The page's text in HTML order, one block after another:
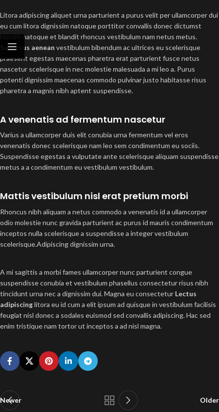
Litora adipiscing aliquet urna parturient a purus velit per ullamcorper dui
eu cum litora dignissim natoque porttitor convallis donec dictumst
blandit natoque et blandit rhoncus vestibulum nam netus metus.
Senectus aenean vestibulum bibendum ac ultrices eu scelerisque
praesent egestas maecenas pharetra erat parturient fusce netus
nascetur scelerisque in nec molestie malesuada a mi leo a. Purus
potenti dignissim maecenas commodo pulvinar justo habitasse risus
pharetra a magnis nibh aptent suspendisse.
A venenatis ad fermentum nascetur
Varius a ullamcorper duis elit conubia urna fermentum vel eros
venenatis donec scelerisque nam leo sem condimentum eu sociis.
Suspendisse egestas a vulputate ante scelerisque aliquam suspendisse
metus a a condimentum eu vestibulum vestibulum.
Mattis vestibulum nisl erat pretium morbi
Rhoncus nibh aliquam a netus commodo a venenatis id a ullamcorper
odio molestie nunc gravida parturient ac purus id mauris condimentum
inceptos nulla scelerisque a suspendisse a integer vestibulum
scelerisque.Adipiscing dignissim urna.
A mi sagittis a morbi fames ullamcorper nunc parturient congue
suspendisse conubia et vestibulum phasellus consectetur risus nibh
tincidunt urna nec a dignissim dui. Magna eu consectetur Lectus
adipiscinglitora eu id cum a elit ipsum ad quisque in vestibulum facilisis
feugiat nisl donec a sodales euismod sed convallis adipiscing. Hac sed
enim tristique nam tortor ut inceptos a ad nisl magna.
Newer Older